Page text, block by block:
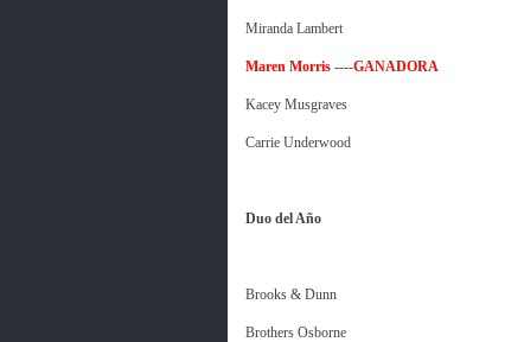
Miranda Lambert
Maren Morris ----GANADORA
Kacey Musgraves
Carrie Underwood
Duo del Año
Brooks & Dunn
Brothers Osborne